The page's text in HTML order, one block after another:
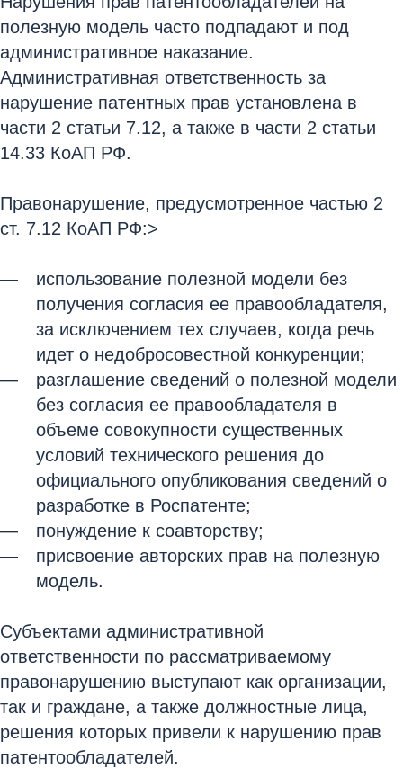
полезную модель часто подпадают и под
административное наказание.
Административная ответственность за
нарушение патентных прав установлена в
части 2 статьи 7.12, а также в части 2 статьи
14.33 КоАП РФ.
Правонарушение, предусмотренное частью 2
ст. 7.12 КоАП РФ:>
использование полезной модели без
получения согласия ее правообладателя,
за исключением тех случаев, когда речь
идет о недобросовестной конкуренции;
разглашение сведений о полезной модели
без согласия ее правообладателя в
объеме совокупности существенных
условий технического решения до
официального опубликования сведений о
разработке в Роспатенте;
понуждение к соавторству;
присвоение авторских прав на полезную
модель.
Субъектами административной
ответственности по рассматриваемому
правонарушению выступают как организации,
так и граждане, а также должностные лица,
решения которых привели к нарушению прав
патентообладателей.